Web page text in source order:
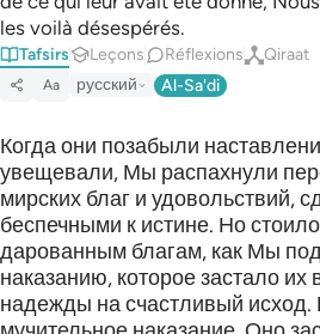
les voilà désespérés.
Tafsirs Leçons Réflexions Qiraat
Aa русский Al-Sa'di
Когда они позабыли
увещевали, Мы распахнули
мирских благ и удовольствий,
беспечными к истине. Но
дарованным благам, как Мы
наказанию, которое застало
надежды на счастливый исход.